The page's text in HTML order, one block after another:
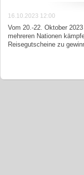
16.10.2023 12:00
Vom 20.-22. Oktober
mehreren Nationen
Reisegutscheine zu